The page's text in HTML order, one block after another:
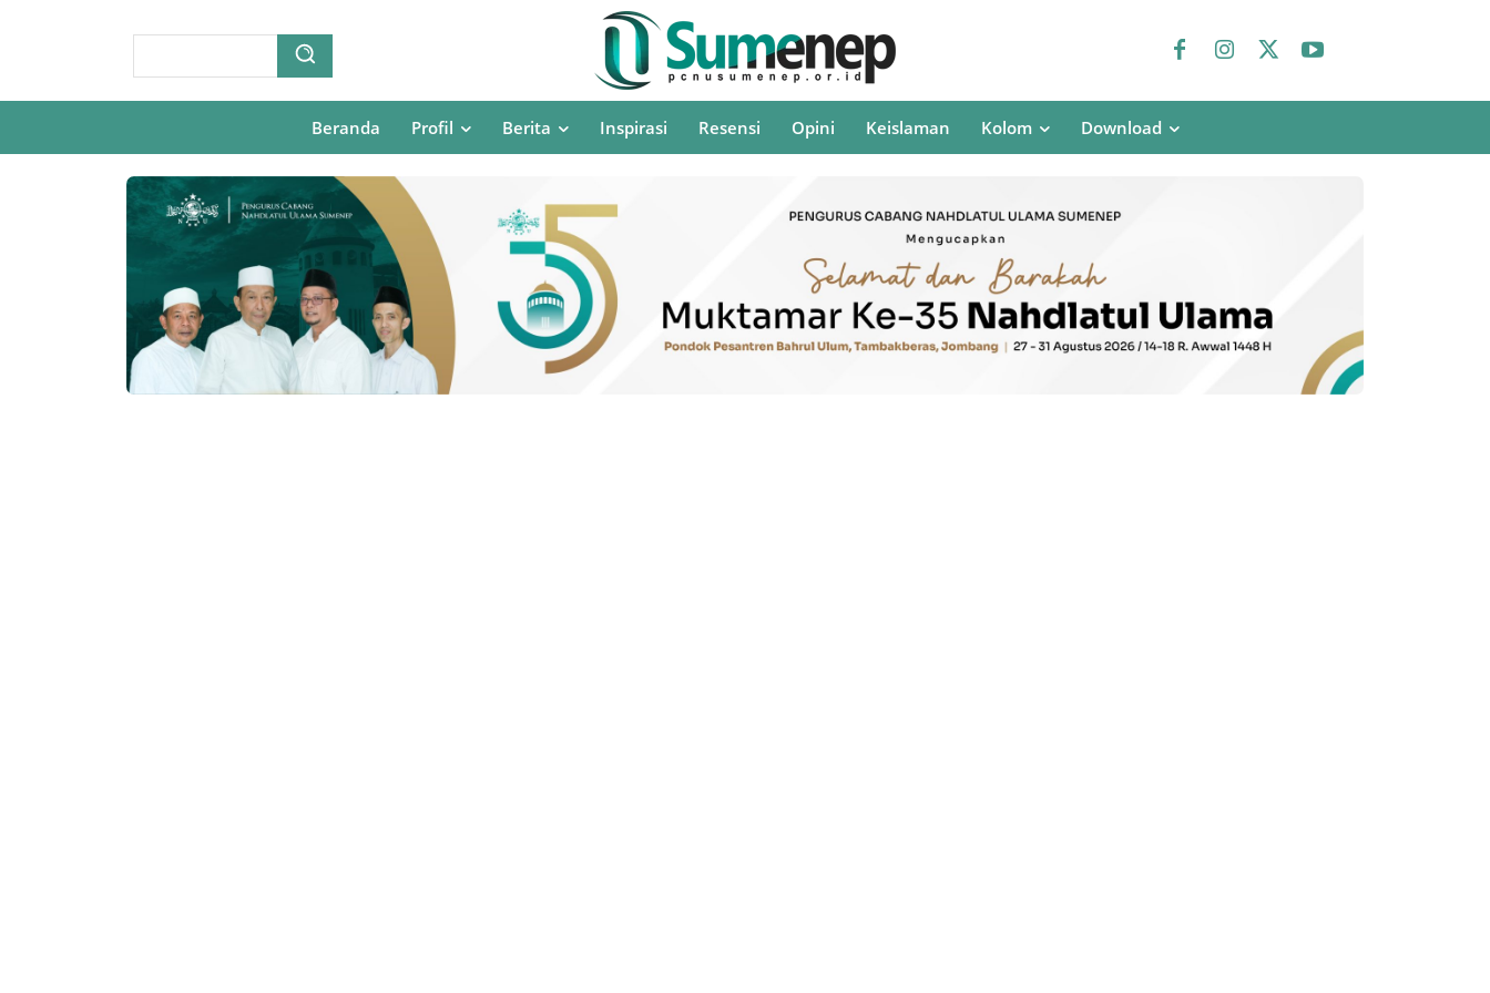
Beranda Profil Berita Inspirasi Resensi Opini Keislaman Kolom Download